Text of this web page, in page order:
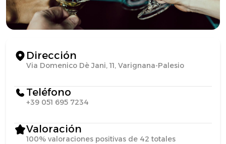
Dirección
Via Domenico Dè Jani, 11, Varignana-Palesio
Teléfono
+39 051 695 7234
Valoración
100% valoraciones positivas de 42 totales